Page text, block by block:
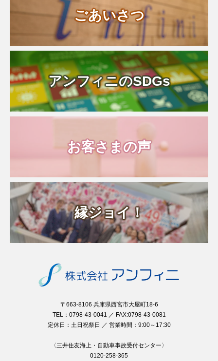
ごあいさつ
アンフィニのSDGs
お客さまの声
縁ジョイ！
〒663-8106 兵庫県西宮市大屋町18-6
TEL：0798-43-0041 ／ FAX:0798-43-0081
定休日：土日祝祭日 ／ 営業時間：9:00～17:30
〈三井住友海上・自動車事故受付センター〉
0120-258-365